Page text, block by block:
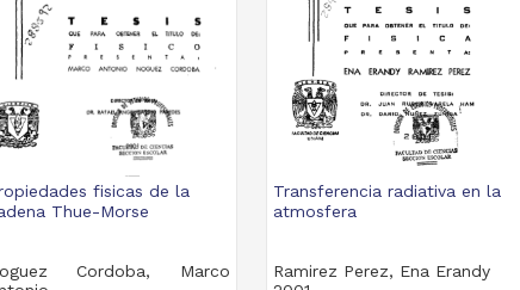
fisicas de la
Thue-Morse
Cordoba, Marco
Transferencia radiativa en la
atmosfera
Ramirez Perez, Ena Erandy